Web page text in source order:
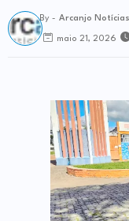
By - Arcanjo Notícias
maio 21, 2026